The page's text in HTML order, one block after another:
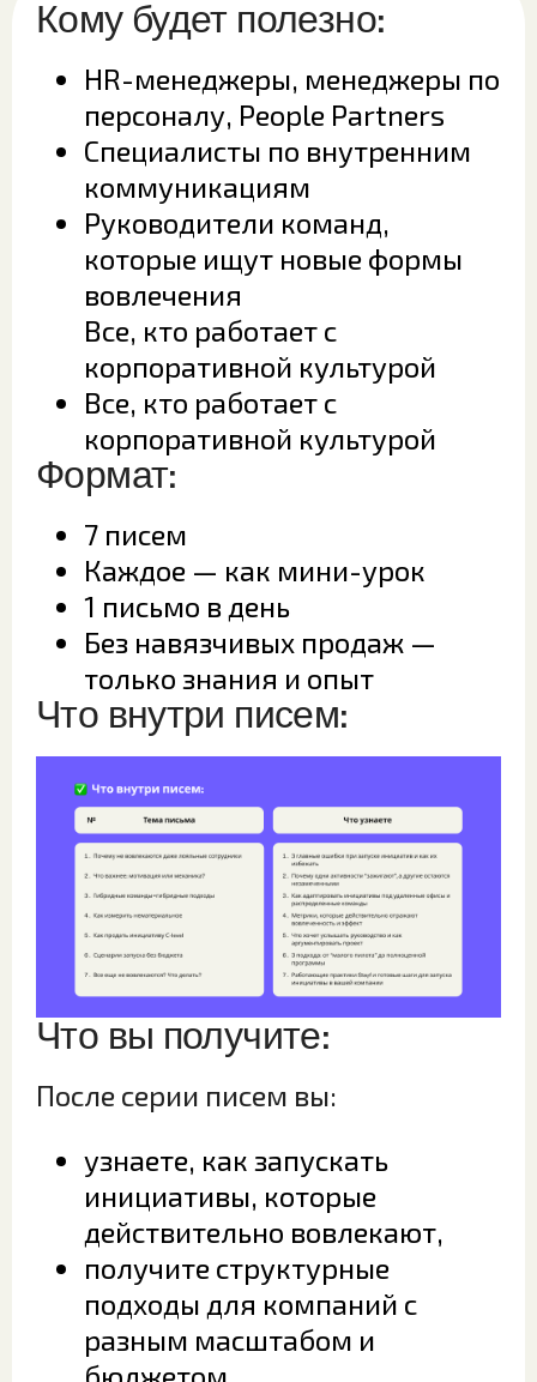
Кому будет полезно:
HR-менеджеры, менеджеры по
персоналу, People Partners
Специалисты по внутренним
коммуникациям
Руководители команд,
которые ищут новые формы
вовлечения
Все, кто работает с
корпоративной культурой
Все, кто работает с
корпоративной культурой
Формат:
7 писем
Каждое — как мини-урок
1 письмо в день
Без навязчивых продаж —
только знания и опыт
Что внутри писем:
Что вы получите:
После серии писем вы:
узнаете, как запускать
инициативы, которые
действительно вовлекают,
получите структурные
подходы для компаний с
разным масштабом и